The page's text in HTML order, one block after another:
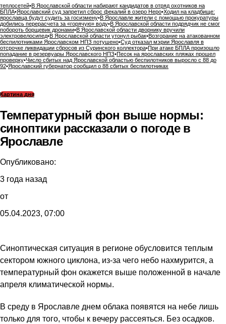
теплосетей•В Ярославской области набирают кандидатов в отряд охотников на
БПЛА•Ярославский суд запретил сброс фекалий в озеро Неро•Ходил на кладбище:
ярославца будут судить за госизмену•В Ярославле жители с помощью прокуратуры
добились перерасчета за «горячую» воду•В Ярославской области подрядчик не смог
побороть борщевик дронами•В Ярославской области дворнику вручили
электровелосипед•В Ярославской области утонул рыбак•Возгорание на атакованном
беспилотниками Ярославском НПЗ потушено•Суд отказал мэрии Ярославля в
отсрочке ликвидации сбросов из Суринского коллектора•При атаке БПЛА произошло
попадание в резервуары Ярославского НПЗ•Песок на ярославских пляжах прошел
проверку•Число сбитых над Ярославской областью беспилотников выросло с 88 до
92•Ярославский губернатор сообщил о 88 сбитых беспилотниках
Картина дня
Температурный фон выше нормы:
синоптики рассказали о погоде в
Ярославле
Опубликовано:
3 года назад
от
05.04.2023, 07:00
Синоптическая ситуация в регионе обусловится теплым
сектором южного циклона, из-за чего небо нахмурится, а
температурный фон окажется выше положенной в начале
апреля климатической нормы.
В среду в Ярославле днем облака появятся на небе лишь
только для того, чтобы к вечеру рассеяться. Без осадков.